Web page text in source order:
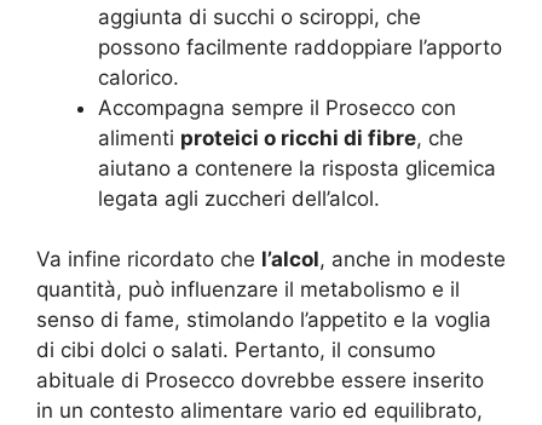
aggiunta di succhi o sciroppi, che
possono facilmente raddoppiare l’apporto
calorico.
Accompagna sempre il Prosecco con
alimenti proteici o ricchi di fibre, che
aiutano a contenere la risposta glicemica
legata agli zuccheri dell’alcol.
Va infine ricordato che l’alcol, anche in modeste
quantità, può influenzare il metabolismo e il
senso di fame, stimolando l’appetito e la voglia
di cibi dolci o salati. Pertanto, il consumo
abituale di Prosecco dovrebbe essere inserito
in un contesto alimentare vario ed equilibrato,